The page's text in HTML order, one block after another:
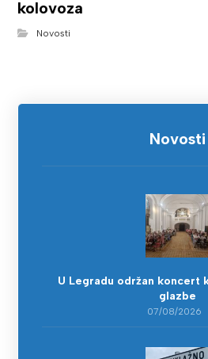
kolovoza
Novosti
Novosti
U Legradu održan koncert
glazbe
07/08/2026